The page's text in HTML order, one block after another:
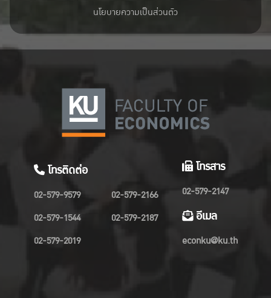
นโยบายความเป็นส่วนตัว
โทรติดต่อ
02-579-9579
02-579-1544
02-579-2019
02-579-2166
02-579-2187
โทรสาร
02-579-2147
อีเมล
econku@ku.th